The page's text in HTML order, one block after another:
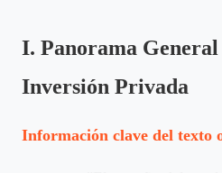
I. Panorama
Inversión Privada
Información clave del texto